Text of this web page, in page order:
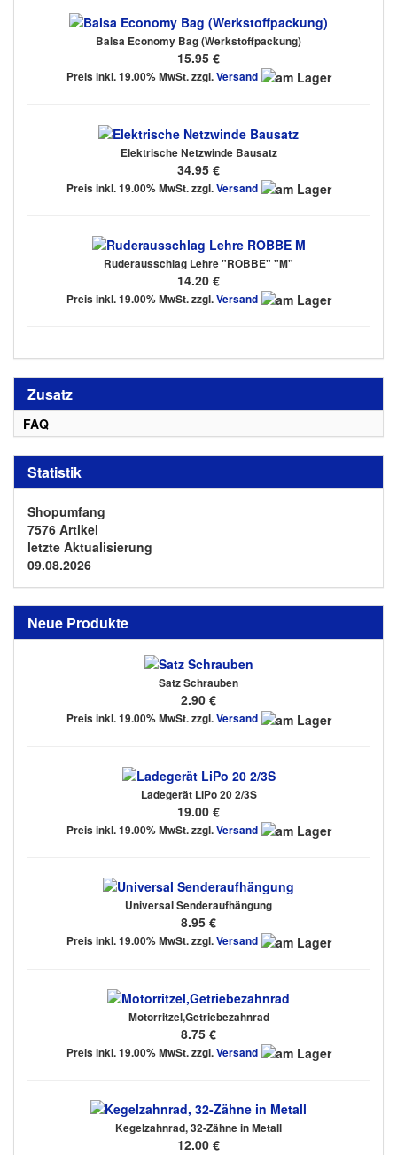
Balsa Economy Bag (Werkstoffpackung)
15.95 €
Preis inkl. 19.00% MwSt. zzgl.Versand
Elektrische Netzwinde Bausatz
34.95 €
Preis inkl. 19.00% MwSt. zzgl.Versand
Ruderausschlag Lehre "ROBBE" "M"
14.20 €
Preis inkl. 19.00% MwSt. zzgl.Versand
Zusatz
FAQ
Statistik
Shopumfang
7576 Artikel
letzte Aktualisierung
09.08.2026
Neue Produkte
Satz Schrauben
2.90 €
Preis inkl. 19.00% MwSt. zzgl.Versand
Ladegerät LiPo 20 2/3S
19.00 €
Preis inkl. 19.00% MwSt. zzgl.Versand
Universal Senderaufhängung
8.95 €
Preis inkl. 19.00% MwSt. zzgl.Versand
Motorritzel,Getriebezahnrad
8.75 €
Preis inkl. 19.00% MwSt. zzgl.Versand
Kegelzahnrad, 32-Zähne in Metall
12.00 €